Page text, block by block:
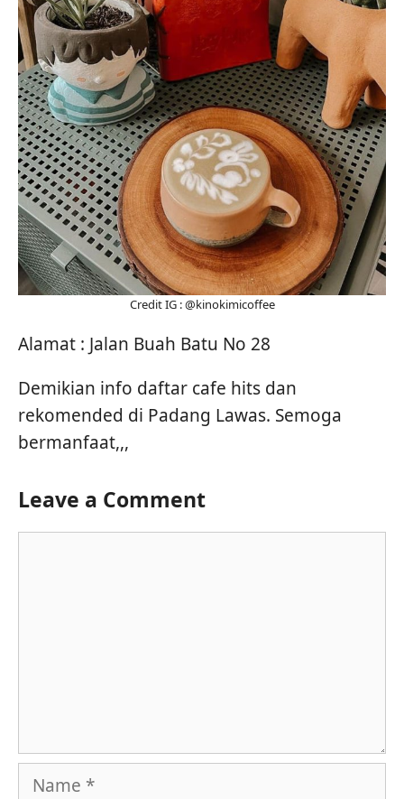
Credit IG : @kinokimicoffee
Alamat : Jalan Buah Batu No 28
Demikian info daftar cafe hits dan
rekomended di Padang Lawas. Semoga
bermanfaat,,,
Leave a Comment
Name